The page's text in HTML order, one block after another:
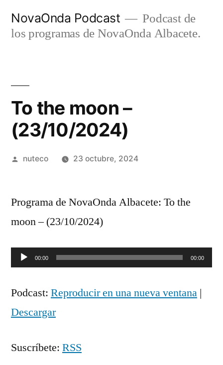
NovaOnda Podcast
Podcast de
los programas de NovaOnda Albacete.
To the moon –
(23/10/2024)
Publicada
nuteco 23 octubre, 2024
Programa de NovaOnda Albacete: To the
moon – (23/10/2024)
Reproductor
audio
00:00 00:00
Podcast: Reproducir en una nueva ventana |
Descargar
Suscríbete: RSS